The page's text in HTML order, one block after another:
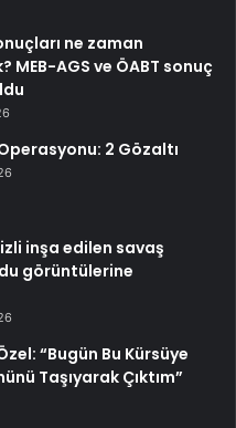
ne zaman
MEB-AGS ve ÖABT sonuç
2 Gözaltı
inşa edilen savaş
görüntülerine
“Bugün Bu Kürsüye
Taşıyarak Çıktım”